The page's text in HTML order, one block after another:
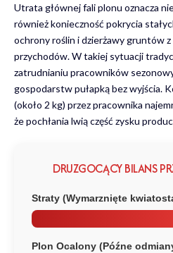
Utrata głównej fali plonu oznacza
również konieczność pokrycia
ochrony roślin i dzierżawy gruntów
przychodów. W takiej sytuacji
zatrudnianiu pracowników
gospodarstw pułapką bez wyjścia.
(około 2 kg) przez pracownika
że pochłania lwią część zysku
DRUZGOCĄCY BILANS
Straty (Wymarznięte
Plon Ocalony (Późne